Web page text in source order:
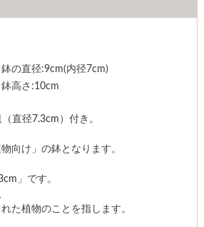
鉢の直径:9cm(内径7cm)
鉢高さ:10cm
直径7.3cm）付き。
向け」の鉢となります。
」です。
た植物のことを指します。